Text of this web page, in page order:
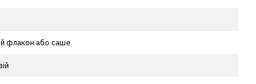
флакон або саше